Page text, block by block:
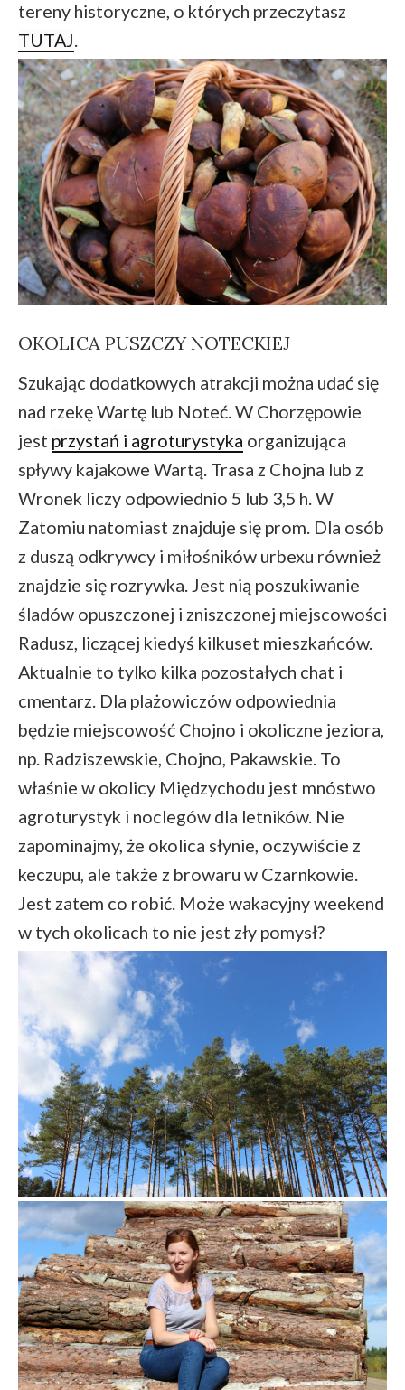
tereny historyczne, o których przeczytasz
TUTAJ.
OKOLICA PUSZCZY NOTECKIEJ
Szukając dodatkowych atrakcji można udać się
nad rzekę Wartę lub Noteć. W Chorzępowie
jest przystań i agroturystyka organizująca
spływy kajakowe Wartą. Trasa z Chojna lub z
Wronek liczy odpowiednio 5 lub 3,5 h. W
Zatomiu natomiast znajduje się prom. Dla osób
z duszą odkrywcy i miłośników urbexu również
znajdzie się rozrywka. Jest nią poszukiwanie
śladów opuszczonej i zniszczonej miejscowości
Radusz, liczącej kiedyś kilkuset mieszkańców.
Aktualnie to tylko kilka pozostałych chat i
cmentarz. Dla plażowiczów odpowiednia
będzie miejscowość Chojno i okoliczne jeziora,
np. Radziszewskie, Chojno, Pakawskie. To
właśnie w okolicy Międzychodu jest mnóstwo
agroturystyk i noclegów dla letników. Nie
zapominajmy, że okolica słynie, oczywiście z
keczupu, ale także z browaru w Czarnkowie.
Jest zatem co robić. Może wakacyjny weekend
w tych okolicach to nie jest zły pomysł?